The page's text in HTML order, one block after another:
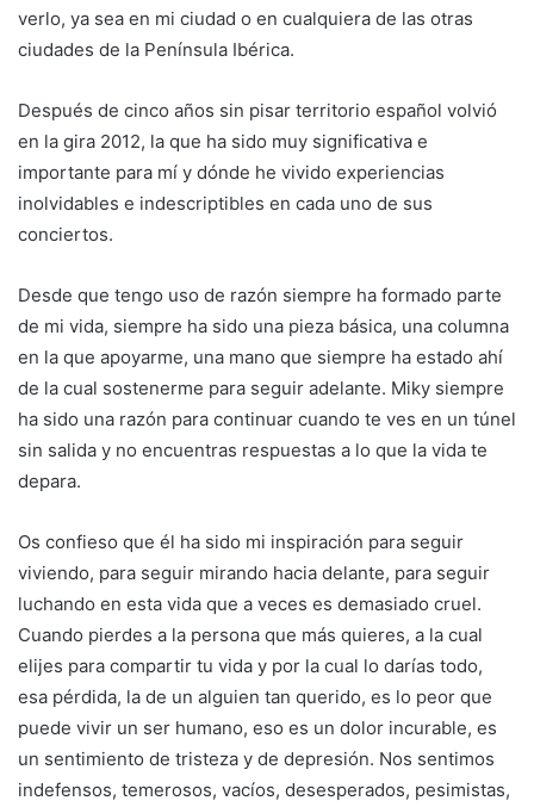
verlo, ya sea en mi ciudad o en cualquiera de las otras
ciudades de la Península Ibérica.
Después de cinco años sin pisar territorio español volvió
en la gira 2012, la que ha sido muy significativa e
importante para mí y dónde he vivido experiencias
inolvidables e indescriptibles en cada uno de sus
conciertos.
Desde que tengo uso de razón siempre ha formado parte
de mi vida, siempre ha sido una pieza básica, una columna
en la que apoyarme, una mano que siempre ha estado ahí
de la cual sostenerme para seguir adelante. Miky siempre
ha sido una razón para continuar cuando te ves en un túnel
sin salida y no encuentras respuestas a lo que la vida te
depara.
Os confieso que él ha sido mi inspiración para seguir
viviendo, para seguir mirando hacia delante, para seguir
luchando en esta vida que a veces es demasiado cruel.
Cuando pierdes a la persona que más quieres, a la cual
elijes para compartir tu vida y por la cual lo darías todo,
esa pérdida, la de un alguien tan querido, es lo peor que
puede vivir un ser humano, eso es un dolor incurable, es
un sentimiento de tristeza y de depresión. Nos sentimos
indefensos, temerosos, vacíos, desesperados, pesimistas,